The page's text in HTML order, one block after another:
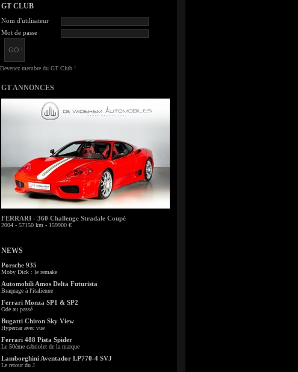
GT CLUB
Nom d'utilisateur
Mot de passe
GT ANNONCES
FERRARI - 360 Challenge Stradale Coupé
2004 - 57150 km - 159900 €
NEWS
Porsche 935
Moby Dick : le remake
Automobili Amos Delta Futurista
Braquage à l'italienne
Ferrari Monza SP1 & SP2
Ode au passé
Bugatti Chiron Sky View
Hypercar avec vue
Ferrari 488 Pista Spider
Le 50ème cabriolet de la marque
Lamborghini Aventador LP770-4 SVJ
Le retour du J